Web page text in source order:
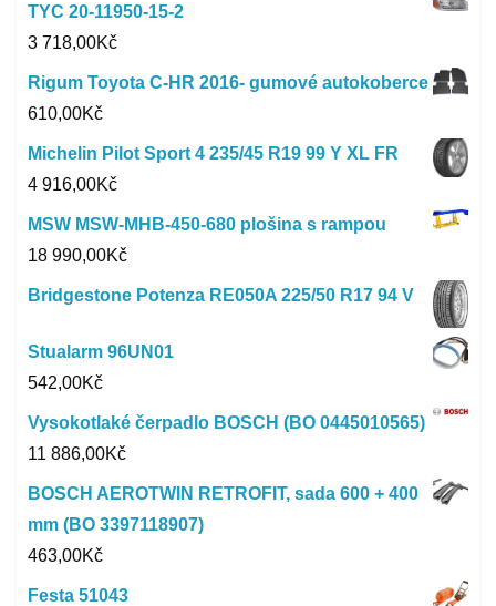
TYC 20-11950-15-2
3 718,00Kč
Rigum Toyota C-HR 2016- gumové autokoberce
610,00Kč
Michelin Pilot Sport 4 235/45 R19 99 Y XL FR
4 916,00Kč
MSW MSW-MHB-450-680 plošina s rampou
18 990,00Kč
Bridgestone Potenza RE050A 225/50 R17 94 V
Stualarm 96UN01
542,00Kč
Vysokotlaké čerpadlo BOSCH (BO 0445010565)
11 886,00Kč
BOSCH AEROTWIN RETROFIT, sada 600 + 400
mm (BO 3397118907)
463,00Kč
Festa 51043